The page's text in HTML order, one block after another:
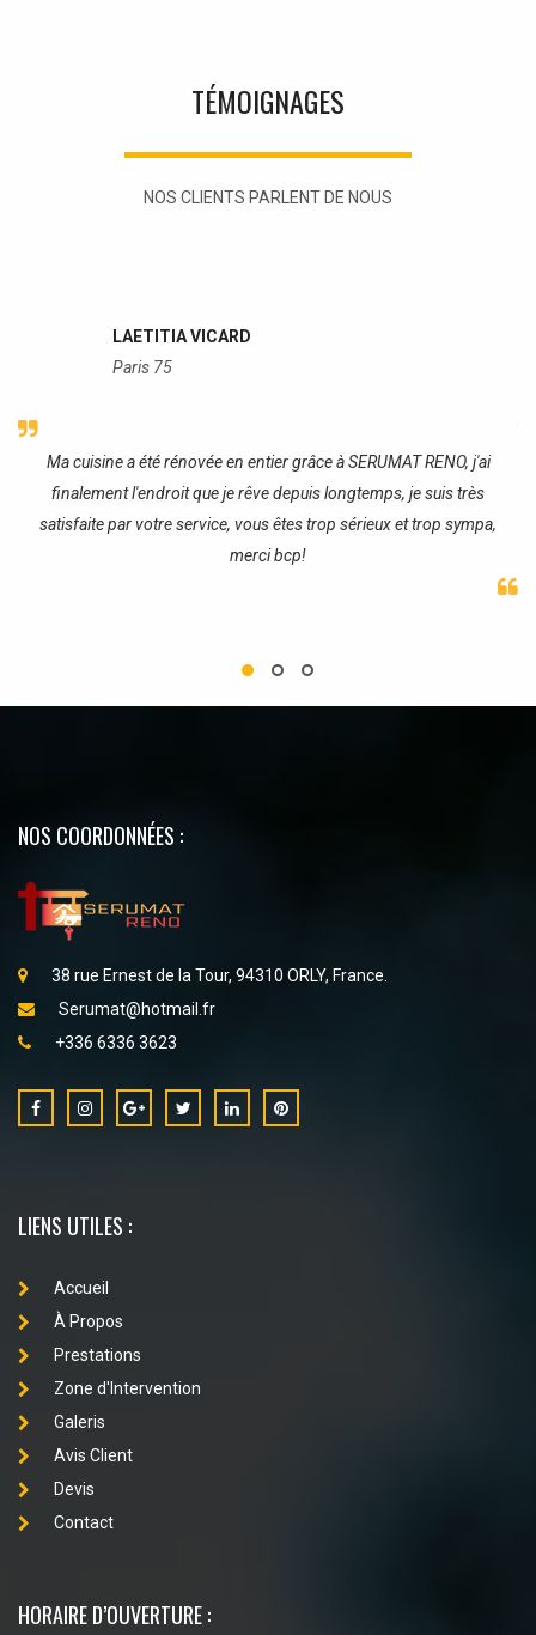
TÉMOIGNAGES
NOS CLIENTS PARLENT DE NOUS
LAETITIA VICARD
Paris 75
Ma cuisine a été rénovée en entier grâce à SERUMAT RENO, j'ai
finalement l'endroit que je rêve depuis longtemps, je suis très
satisfaite par votre service, vous êtes trop sérieux et trop sympa,
merci bcp!
NOS COORDONNÉES :
38 rue Ernest de la Tour, 94310 ORLY, France.
Serumat@hotmail.fr
+336 6336 3623
LIENS UTILES :
Accueil
À Propos
Prestations
Zone d'Intervention
Galeris
Avis Client
Devis
Contact
HORAIRE D’OUVERTURE :